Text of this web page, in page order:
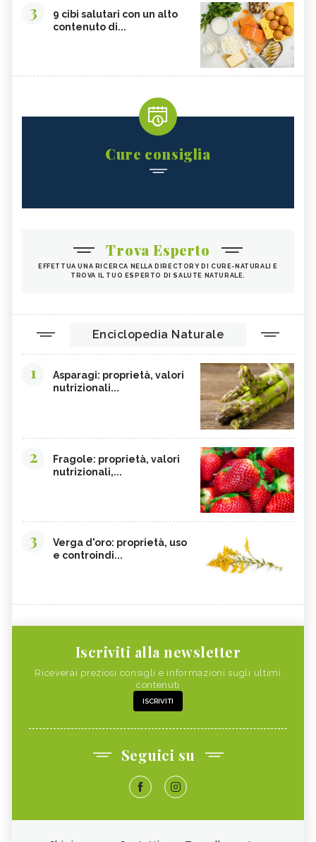
3
9 cibi salutari con un alto
contenuto di...
Cure consiglia
Trova Esperto
EFFETTUA UNA RICERCA NELLA DIRECTORY DI CURE-NATURALI E
TROVA IL TUO ESPERTO DI SALUTE NATURALE.
Enciclopedia Naturale
1
Asparagi: proprietà, valori
nutrizionali...
2
Fragole: proprietà, valori
nutrizionali,...
3
Verga d'oro: proprietà, uso
e controindi...
Iscriviti alla newsletter
Riceverai preziosi consigli e informazioni sugli ultimi
contenuti
ISCRIVITI
Seguici su